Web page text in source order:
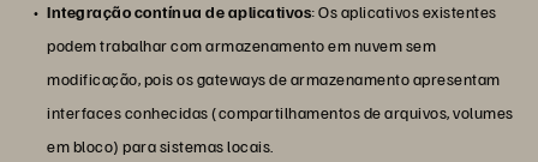
Integração contínua de aplicativos: Os aplicativos existentes
podem trabalhar com armazenamento em nuvem sem
modificação, pois os gateways de armazenamento apresentam
interfaces conhecidas (compartilhamentos de arquivos, volumes
em bloco) para sistemas locais.